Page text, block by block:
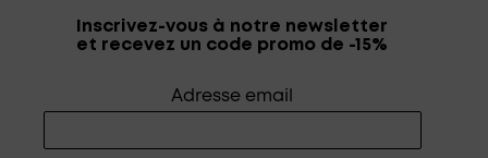
Inscrivez-vous à notre newsletter
et recevez un code promo de -15%
Adresse email